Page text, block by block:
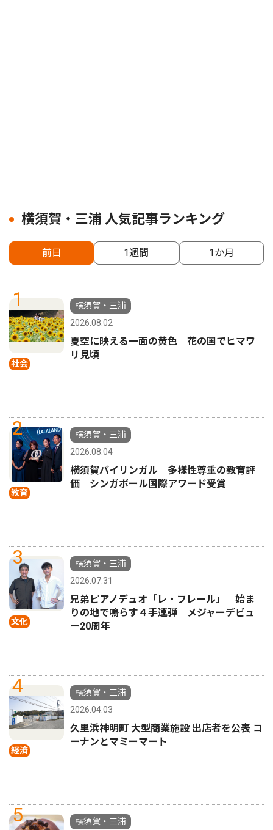
横須賀・三浦 人気記事ランキング
前日 1週間 1か月
1
社会
横須賀・三浦
2026.08.02
夏空に映える一面の黄色 花の国でヒマワ
リ見頃
2
教育
横須賀・三浦
2026.08.04
横須賀バイリンガル 多様性尊重の教育評
価 シンガポール国際アワード受賞
3
文化
横須賀・三浦
2026.07.31
兄弟ピアノデュオ「レ・フレール」 始ま
りの地で鳴らす４手連弾 メジャーデビュ
ー20周年
4
経済
横須賀・三浦
2026.04.03
久里浜神明町 大型商業施設 出店者を公表 コ
ーナンとマミーマート
5
横須賀・三浦